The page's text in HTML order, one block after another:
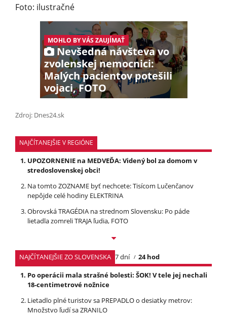
Foto: ilustračné
MOHLO BY VÁS ZAUJÍMAŤ
Nevšedná návšteva vo
zvolenskej nemocnici:
Malých pacientov potešili
vojaci, FOTO
Zdroj: Dnes24.sk
NAJČÍTANEJŠIE V REGIÓNE
UPOZORNENIE na MEDVEĎA: Videný bol za domom v
stredoslovenskej obci!
Na tomto ZOZNAME byť nechcete: Tisícom Lučenčanov
nepôjde celé hodiny ELEKTRINA
Obrovská TRAGÉDIA na strednom Slovensku: Po páde
lietadla zomreli TRAJA ľudia, FOTO
NAJČÍTANEJŠIE ZO SLOVENSKA 7 dní
24 hod
Po operácii mala strašné bolesti: ŠOK! V tele jej nechali
18-centimetrové nožnice
Lietadlo plné turistov sa PREPADLO o desiatky metrov:
Množstvo ľudí sa ZRANILO